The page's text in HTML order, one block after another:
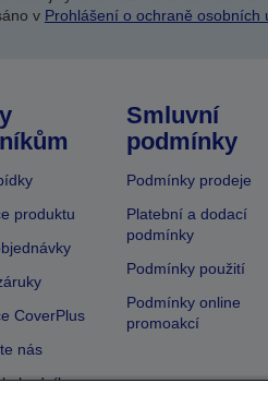
v Prohlášení o ochraně osobních
produktu
CoverPlus
nás
Smluvní
podmínky
Podmínky prodeje
Platební a dodací
podmínky
Podmínky použití
Podmínky online
promoakcí